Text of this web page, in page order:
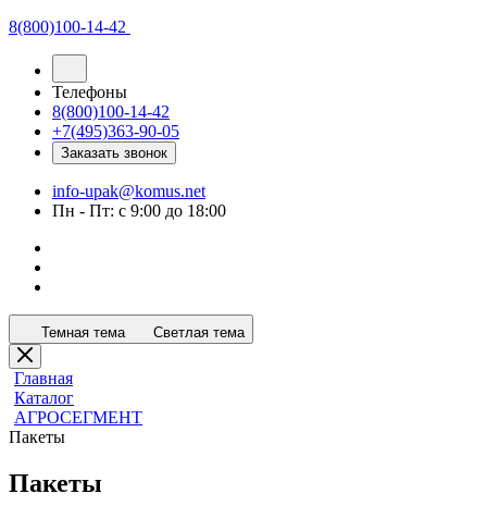
8(800)100-14-42
Телефоны
8(800)100-14-42
+7(495)363-90-05
Заказать звонок
info-upak@komus.net
Пн - Пт: с 9:00 до 18:00
Темная тема Светлая тема
Главная
Каталог
АГРОСЕГМЕНТ
Пакеты
Пакеты